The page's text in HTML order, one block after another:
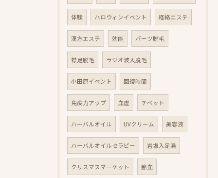
体験 ハロウィンイベント 経絡エステ
漢方エステ 効能 パーツ脱毛
襟足脱毛 ラジオ波入脱毛
小田原イベント 回復時間
免疫力アップ 血虚 チベット
ハーバルオイル UVクリーム 美容液
ハーバルオイルセラピー 岩塩入足湯
クリスマスマーケット 瘀血